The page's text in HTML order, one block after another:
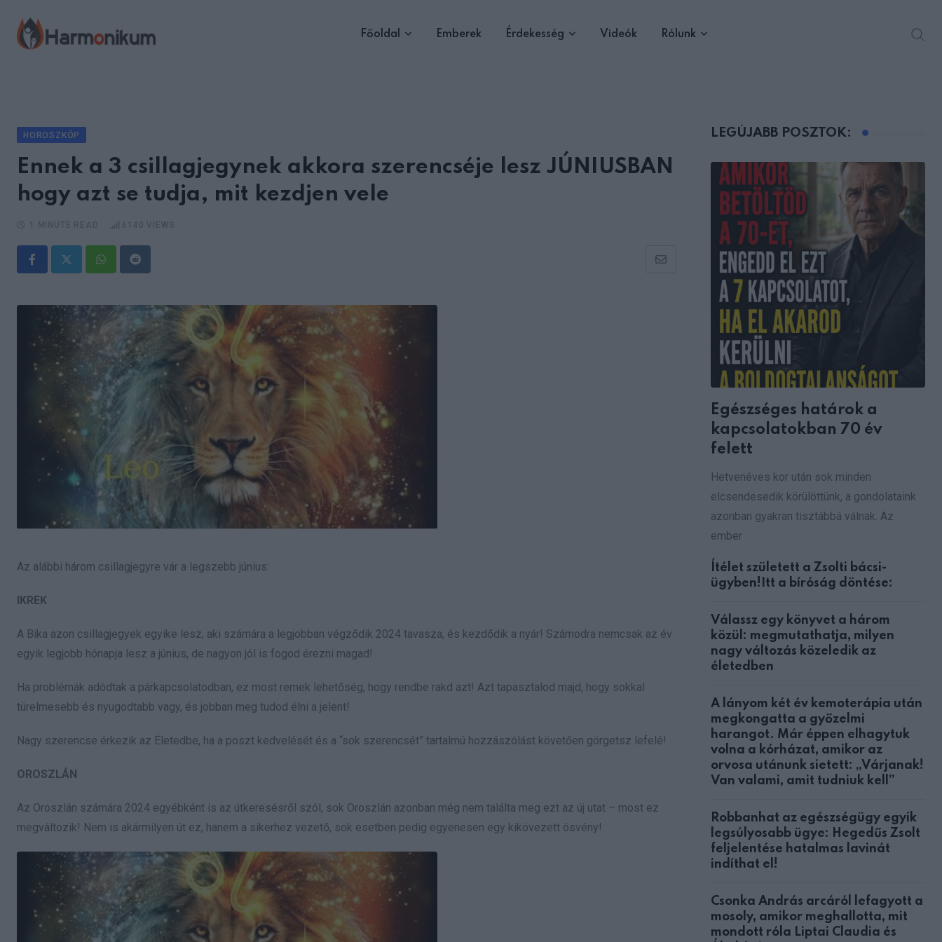
content
Főoldal Emberek Érdekesség Videók Rólunk
HOROSZKÓP
Ennek a 3 csillagjegynek akkora szerencséje lesz JÚNIUSBAN
hogy azt se tudja, mit kezdjen vele
WhatsappReddit
Share
Az alábbi három csillagjegyre vár a legszebb június:
IKREK
A Bika azon csillagjegyek egyike lesz, aki számára a legjobban végződik 2024 tavasza, és kezdődik a nyár! Számodra nemcsak az év
egyik legjobb hónapja lesz a június, de nagyon jól is fogod érezni magad!
Ha problémák adódtak a párkapcsolatodban, ez most remek lehetőség, hogy rendbe rakd azt! Azt tapasztalod majd, hogy sokkal
türelmesebb és nyugodtabb vagy, és jobban meg tudod élni a jelent!
Nagy szerencse érkezik az Életedbe, ha a poszt kedvelését és a “sok szerencsét” tartalmú hozzászólást követően görgetsz lefelé!
OROSZLÁN
Az Oroszlán számára 2024 egyébként is az útkeresésről szól, sok Oroszlán azonban még nem találta meg ezt az új utat – most ez
megváltozik! Nem is akármilyen út ez, hanem a sikerhez vezető, sok esetben pedig egyenesen egy kikövezett ösvény!
LEGÚJABB POSZTOK:
Egészséges határok a
kapcsolatokban 70 év
felett
Hetvenéves kor után sok minden
elcsendesedik körülöttünk, a gondolataink
azonban gyakran tisztábbá válnak. Az
ember
Ítélet született a Zsolti bácsi-
ügyben!Itt a bíróság döntése:
Válassz egy könyvet a három
közül: megmutathatja, milyen
nagy változás közeledik az
életedben
A lányom két év kemoterápia után
megkongatta a győzelmi
harangot. Már éppen elhagytuk
volna a kórházat, amikor az
orvosa utánunk sietett: „Várjanak!
Van valami, amit tudniuk kell”
Robbanhat az egészségügy egyik
legsúlyosabb ügye: Hegedűs Zsolt
feljelentése hatalmas lavinát
indíthat el!
Csonka András arcáról lefagyott a
mosoly, amikor meghallotta, mit
mondott róla Liptai Claudia és